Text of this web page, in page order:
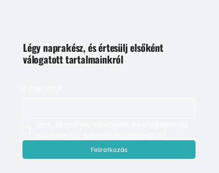
Légy naprakész, és értesülj elsőként
válogatott tartalmainkról
Feliratkozás